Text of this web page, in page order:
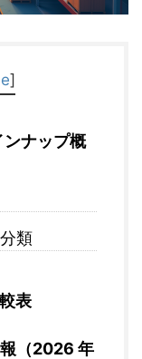
]
ナップ概
類
表
（2026 年